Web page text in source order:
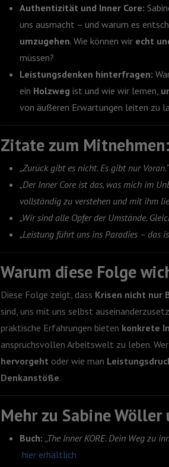
Authentizität und Inner Core:
uns ausmacht – und warum es
umzugehen. Wie können wir echt
müssen?
Leistungsdenken hinterfragen:
ein Holzweg ist und wie wir lernen,
von äußeren Erwartungen leiten zu
Zitate zum Mitnehmen:
„Zurück gibt es nicht. Es gibt nur Voran.“
„Der Inner Core ist das, was mich im
vollständig zu verstehen und mit ihm
„Wir sind alle Opfer der Umstände.
„Leistung führt uns ins Paradies – das
Warum diese Folge
Diese Folge zeigt, dass Krisen nicht nur
sind, uns mit uns selbst
praktische Erfahrungen bieten konkrete
anspruchsvollen Arbeitswelt zu leben.
hervorgeht oder wie man
Denkanstöße.
Mehr zu Sabine
Buch: „The Inner KORE. Dein Weg zu
hier erhältlich